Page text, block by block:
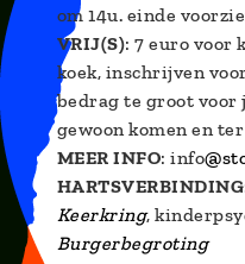
om 14u. einde
VRIJ(S): 7 euro voor
koek, inschrijven
bedrag te groot voor
gewoon komen en
MEER INFO: info
Keerkring,
Burgerbegroting